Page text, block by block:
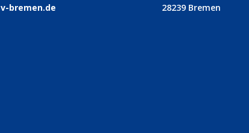
bremen.de
28239 Bremen